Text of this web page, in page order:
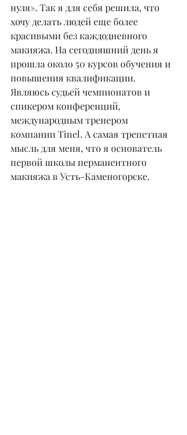
нуля». Так я для себя решила, что
хочу делать людей еще более
красивыми без каждодневного
макияжа. На сегодняшний день я
прошла около 50 курсов обучения и
повышения квалификации.
Являюсь судьей чемпионатов и
спикером конференций,
международным тренером
компании Tinel. А самая трепетная
мысль для меня, что я основатель
первой школы перманентного
макияжа в Усть-Каменогорске.